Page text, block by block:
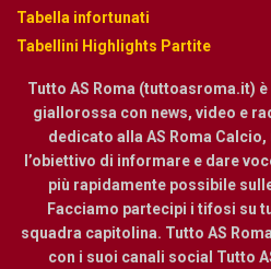
Tabella infortunati
Tabellini Highlights Partite
Tutto AS Roma (tuttoasroma.it)
giallorossa con news, video e
dedicato alla AS Roma
l’obiettivo di informare e dare
più rapidamente possibile
Facciamo partecipi i tifosi su
squadra capitolina. Tutto AS
con i suoi canali social Tutto